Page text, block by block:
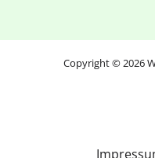
Copyright ©2026